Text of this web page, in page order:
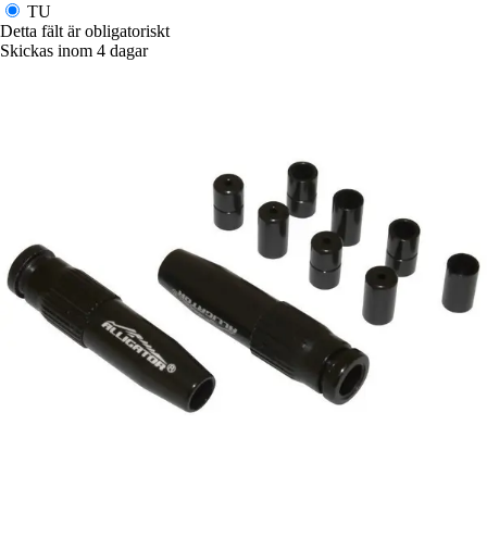
TU
Detta fält är obligatoriskt
Skickas inom 4 dagar